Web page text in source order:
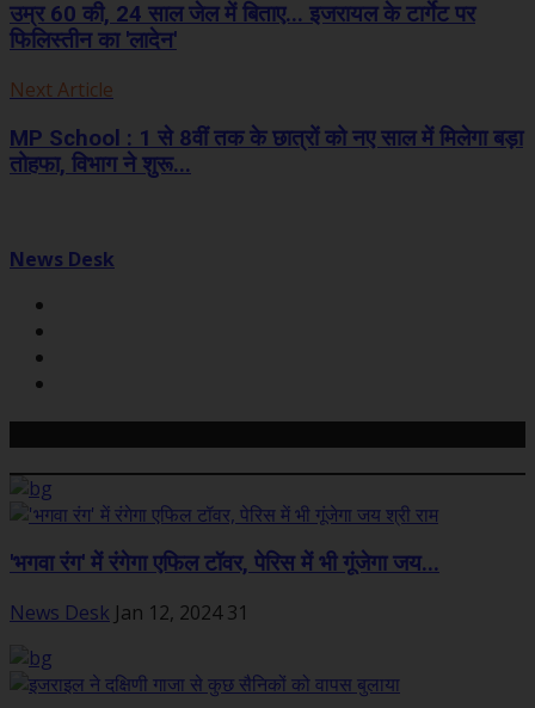
उम्र 60 की, 24 साल जेल में बिताए... इजरायल के टार्गेट पर
फिलिस्तीन का 'लादेन'
Next Article
MP School : 1 से 8वीं तक के छात्रों को नए साल में मिलेगा बड़ा
तोहफा, विभाग ने शुरू...
News Desk
'भगवा रंग' में रंगेगा एफिल टॉवर, पेरिस में भी गूंजेगा जय...
News Desk Jan 12, 2024 31